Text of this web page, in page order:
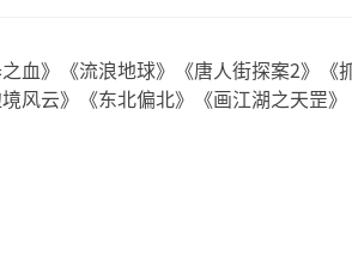
血》《流浪地球》《唐人街探案2》《
风云》《东北偏北》《画江湖之天罡》